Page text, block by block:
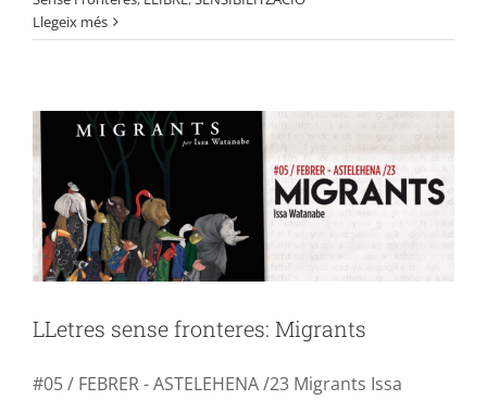
Llegeix mésLLetres sense fronteres: Migrants
LLetres sense fronteres: Migrants
#05 / FEBRER - ASTELEHENA /23 Migrants Issa